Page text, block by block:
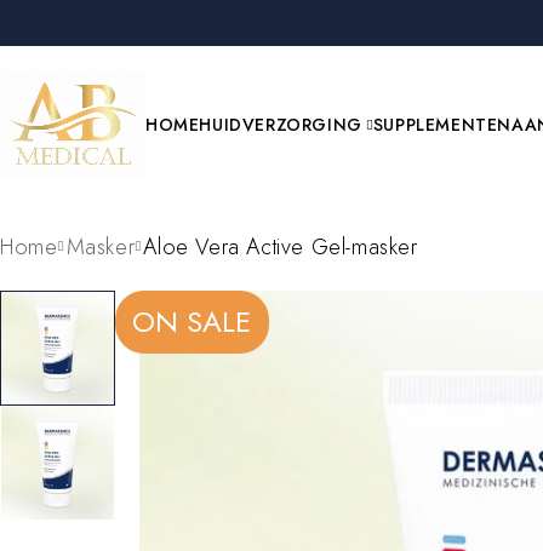
HOMEHUIDVERZORGING SUPPLEMENTEN
Home Masker Aloe Vera Active Gel-masker
ON SALE